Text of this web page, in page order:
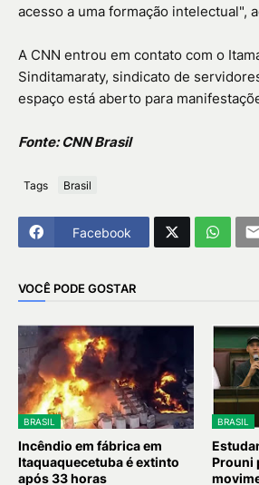
acesso a uma formação intelectual",
A CNN entrou em contato com o
Sinditamaraty, sindicato de
espaço está aberto para
Fonte: CNN Brasil
Tags Brasil
Facebook
VOCÊ PODE GOSTAR
BRASIL
Incêndio em fábrica em
Itaquaquecetuba é extinto
após 33 horas
BRASIL
Prouni